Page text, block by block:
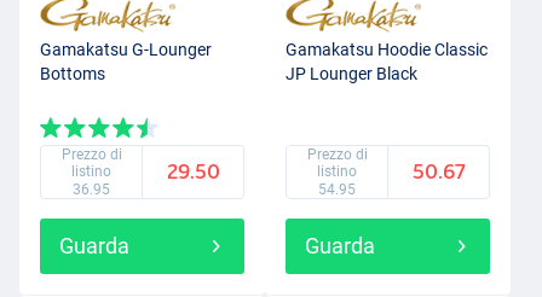
Gamakatsu G-Lounger
Bottoms
Prezzo di
listino
36.95
29.50
Guarda
Gamakatsu Hoodie Classic
JP Lounger Black
Prezzo di
listino
54.95
50.67
Guarda